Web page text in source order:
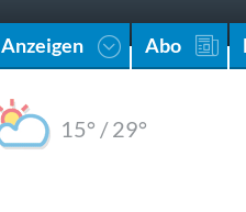
Anzeigen Abo
15° /29°